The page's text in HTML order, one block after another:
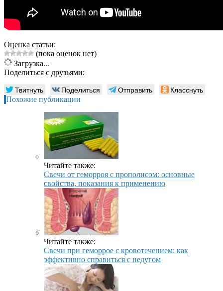
Оценка статьи:
(пока оценок нет)
Загрузка...
Поделиться с друзьями:
Твитнуть Поделиться Отправить Класснуть
Похожие публикации
Читайте также:
Свечи от геморроя с прополисом: основные
свойства, показания к применению
Читайте также:
Свечи при геморрое с кровотечением: как
эффективно справиться с недугом